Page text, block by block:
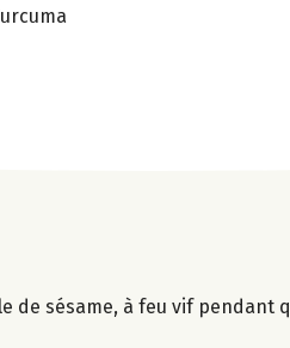
de sésame, à feu vif